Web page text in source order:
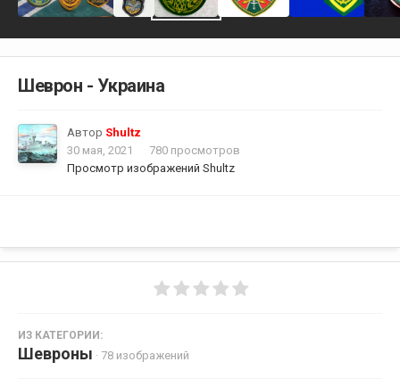
Шеврон - Украина
Автор Shultz
30 мая, 2021
780 просмотров
Просмотр изображений Shultz
ИЗ КАТЕГОРИИ:
Шевроны · 78 изображений